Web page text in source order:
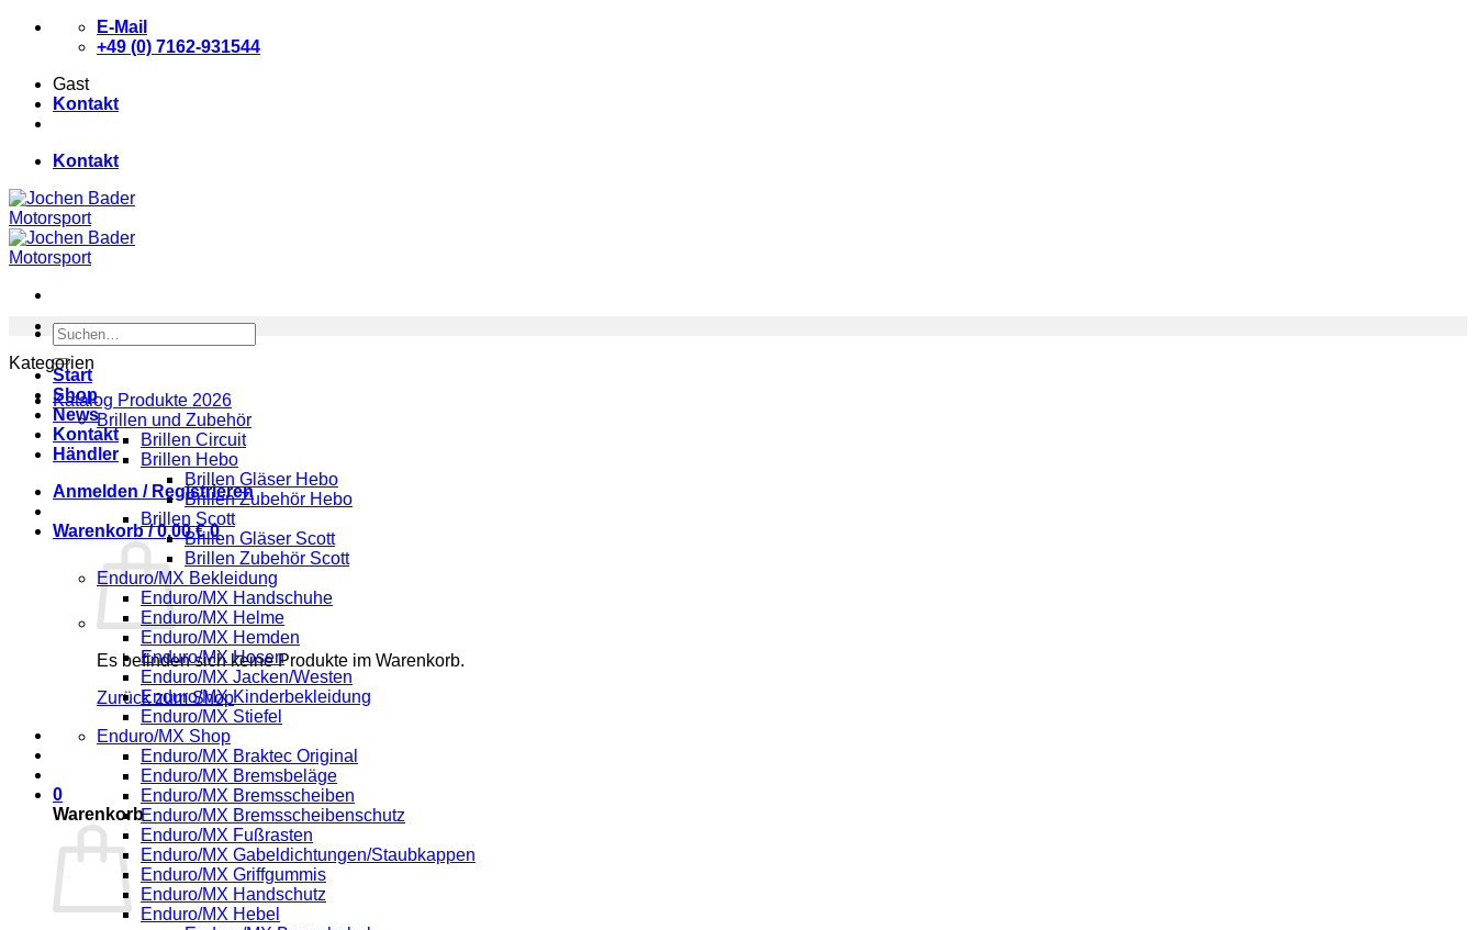
Zum
E-Mail
+49 (0) 7162-931544
Gast
Kontakt
Kontakt
Suchen
nach:
Start
Shop
News
Kontakt
Händler
Anmelden / Registrieren
Warenkorb /0,00€ 0
Es befinden sich keine Produkte im Warenkorb.
Zurück zum Shop
0
Warenkorb
Kategorien
Katalog Produkte 2026
Brillen und Zubehör
Brillen Circuit
Brillen Hebo
Brillen Gläser Hebo
Brillen Zubehör Hebo
Brillen Scott
Brillen Gläser Scott
Brillen Zubehör Scott
Enduro/MX Bekleidung
Enduro/MX Handschuhe
Enduro/MX Helme
Enduro/MX Hemden
Enduro/MX Hosen
Enduro/MX Jacken/Westen
Enduro/MX Kinderbekleidung
Enduro/MX Stiefel
Enduro/MX Shop
Enduro/MX Braktec Original
Enduro/MX Bremsbeläge
Enduro/MX Bremsscheiben
Enduro/MX Bremsscheibenschutz
Enduro/MX Fußrasten
Enduro/MX Gabeldichtungen/Staubkappen
Enduro/MX Griffgummis
Enduro/MX Handschutz
Enduro/MX Hebel